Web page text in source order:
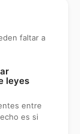
faltar a
leyes
entre
es si